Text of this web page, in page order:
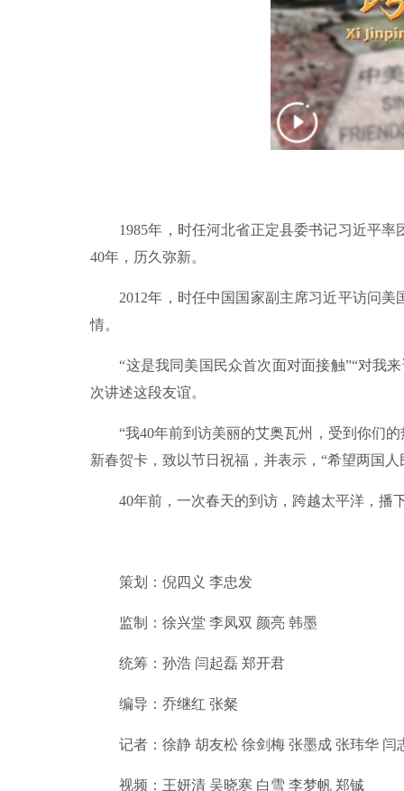
1985年，时任河北省正定县委书记习近平率
40年，历久弥新。
2012年，时任中国国家副主席习近平访问美
情。
“这是我同美国民众首次面对面接触”“对我来
次讲述这段友谊。
“我40年前到访美丽的艾奥瓦州，受到你们的
新春贺卡，致以节日祝福，并表示，“希望两国
40年前，一次春天的到访，跨越太平洋，播
策划：倪四义 李忠发
监制：徐兴堂 李凤双 颜亮 韩墨
统筹：孙浩 闫起磊 郑开君
编导：乔继红 张粲
记者：徐静 胡友松 徐剑梅 张墨成 张玮华 闫
视频：王妍清 吴晓寒 白雪 李梦帆 郑铖